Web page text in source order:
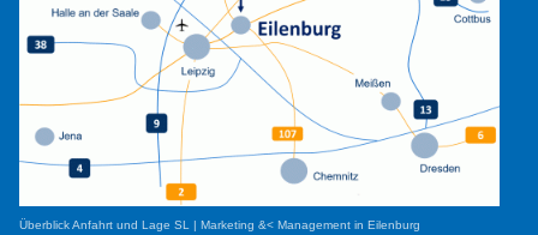
Überblick Anfahrt und Lage SL | Marketing &< Management in Eilenburg